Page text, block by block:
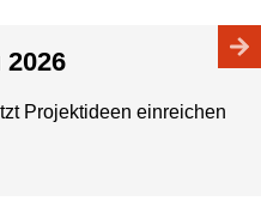
2026
Projektideen einreichen